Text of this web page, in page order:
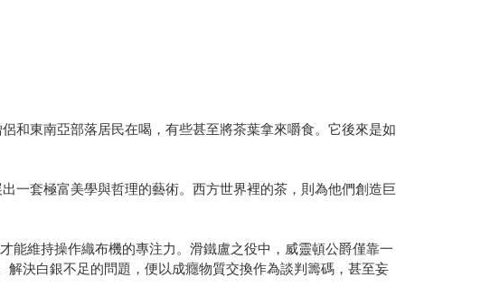
和東南亞部落居民在喝，有些甚至將茶葉拿來嚼食。它後來是如
一套極富美學與哲理的藝術。西方世界裡的茶，則為他們創造巨
能維持操作織布機的專注力。滑鐵盧之役中，威靈頓公爵僅靠一
決白銀不足的問題，便以成癮物質交換作為談判籌碼，甚至妄